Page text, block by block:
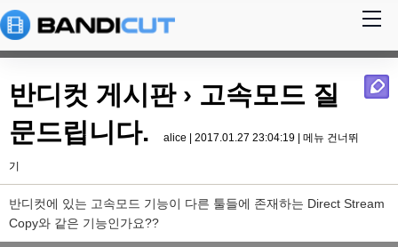
반디컷 게시판› 고속모드 질
문드립니다.
alice | 2017.01.27 23:04:19 | 메뉴 건너뛰
기
반디컷에 있는 고속모드 기능이 다른 툴들에 존재하는 Direct Stream
Copy와 같은 기능인가요??